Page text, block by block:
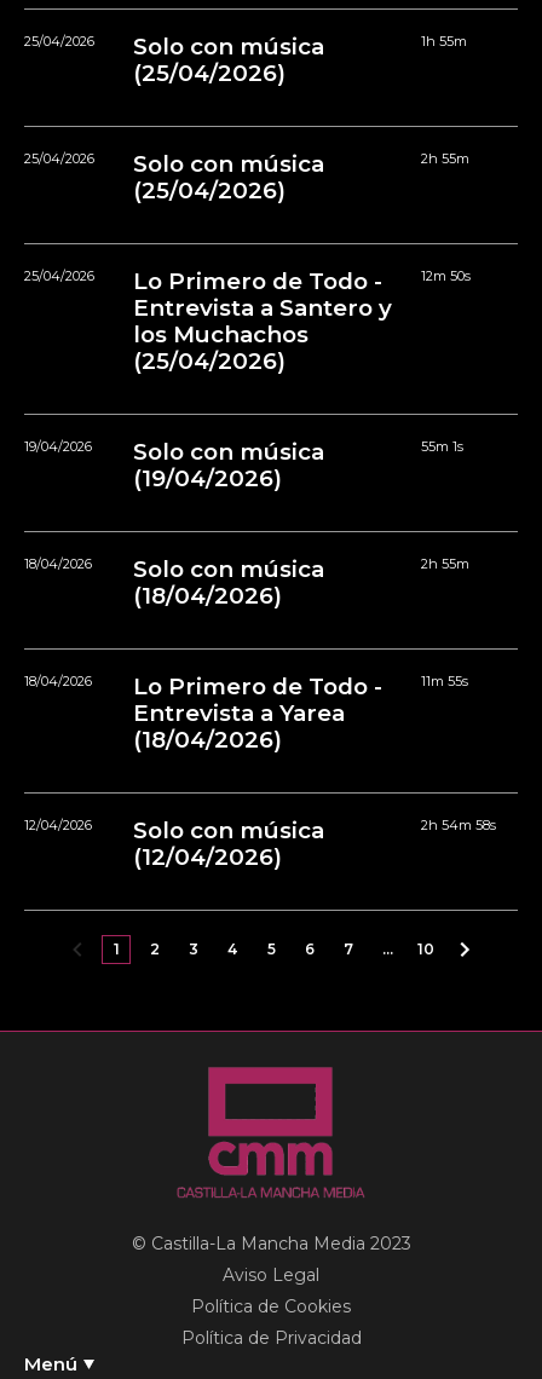
25/04/2026
Solo con música
(25/04/2026)
1h 55m
25/04/2026
Solo con música
(25/04/2026)
2h 55m
25/04/2026
Lo Primero de Todo -
Entrevista a Santero y
los Muchachos
(25/04/2026)
12m 50s
19/04/2026
Solo con música
(19/04/2026)
55m 1s
18/04/2026
Solo con música
(18/04/2026)
2h 55m
18/04/2026
Lo Primero de Todo -
Entrevista a Yarea
(18/04/2026)
11m 55s
12/04/2026
Solo con música
(12/04/2026)
2h 54m 58s
1 2 3 4 5 6 7 … 10
Menú
© Castilla-La Mancha Media 2023
Aviso Legal
Política de Cookies
Política de Privacidad